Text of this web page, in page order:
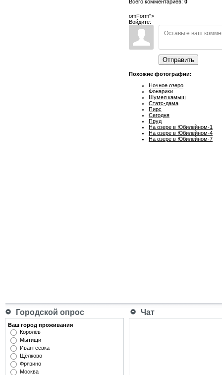
Всего комментариев: 0
omForm">
Войдите:
Отправить
Похожие фотографии:
Ночное озеро
Фонарики
Шумел камыш
Статс-дама
Пирс
Сегодня
Пруд
На озере в Юбилейном-1
На озере в Юбилейном-4
На озере в Юбилейном-7
Городской опрос Чат
Ваш город проживания
Королёв
Мытищи
Ивантеевка
Щёлково
Фрязино
Москва